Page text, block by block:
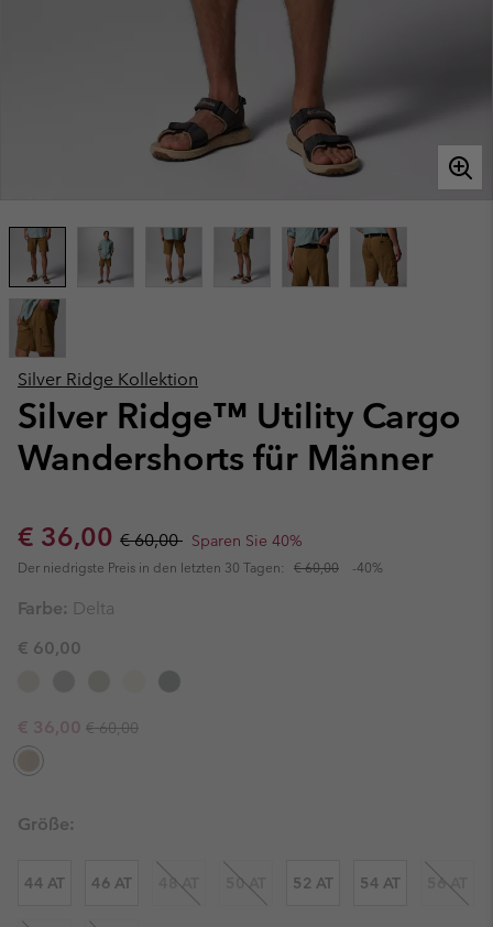
Silver Ridge Kollektion
Silver Ridge™ Utility Cargo
Wandershorts für Männer
Sale price:
€ 36,00 Regular price:
€ 60,00 Sparen Sie 40%
Der niedrigste Preis in den letzten 30 Tagen: € 60,00 -40%
Farbe: Delta
€ 60,00
Sale price:
€ 36,00 Regular price:
€ 60,00
Größe:
44 AT 46 AT 48 AT 50 AT 52 AT 54 AT 56 AT